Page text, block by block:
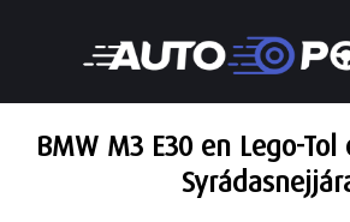
BMW M3 E30 en Lego-